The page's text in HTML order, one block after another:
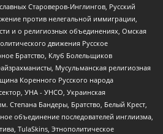
Староверов-Инглингов, Русский
против нелегальной иммиграции,
и о религиозных объединениях, Омская
движения Русское
Братство, Клуб Болельщиков
Мусульманская религиозная
Коренного Русского народа
УНА - УНСО, Украинская
Степана Бандеры, Братство, Белый Крест,
объединение последователей инглиизма,
TulaSkins, Этнополитическое